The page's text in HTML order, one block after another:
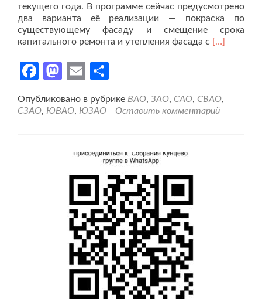
текущего года. В программе сейчас предусмотрено
два варианта её реализации — покраска по
существующему фасаду и смещение срока
капитального ремонта и утепления фасада с Читать
в
рамках
[…]
Facebook
Mastodon
Email
Опубликовано в рубрике ВАО, ЗАО, САО, СВАО,
СЗАО, ЮВАО, ЮЗАО Оставить комментарий